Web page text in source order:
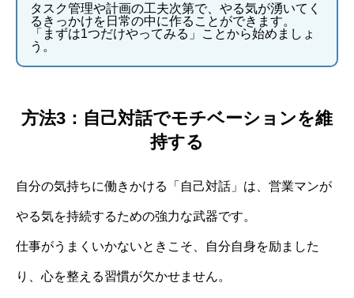
タスク管理や計画の工夫次第で、やる気が湧いてく
るきっかけを日常の中に作ることができます。
「まずは1つだけやってみる」ことから始めましょ
う。
方法3：自己対話でモチベーションを維
持する
自分の気持ちに働きかける「自己対話」は、営業マンが
やる気を持続するための強力な武器です。
仕事がうまくいかないときこそ、自分自身を励ました
り、心を整える習慣が欠かせません。